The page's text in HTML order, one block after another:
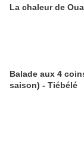
La chaleur de
Balade aux 4
saison) - Tiébélé